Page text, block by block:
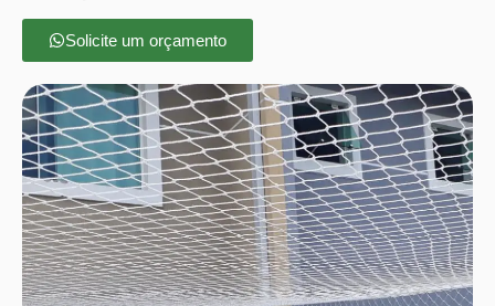
Solicite um orçamento